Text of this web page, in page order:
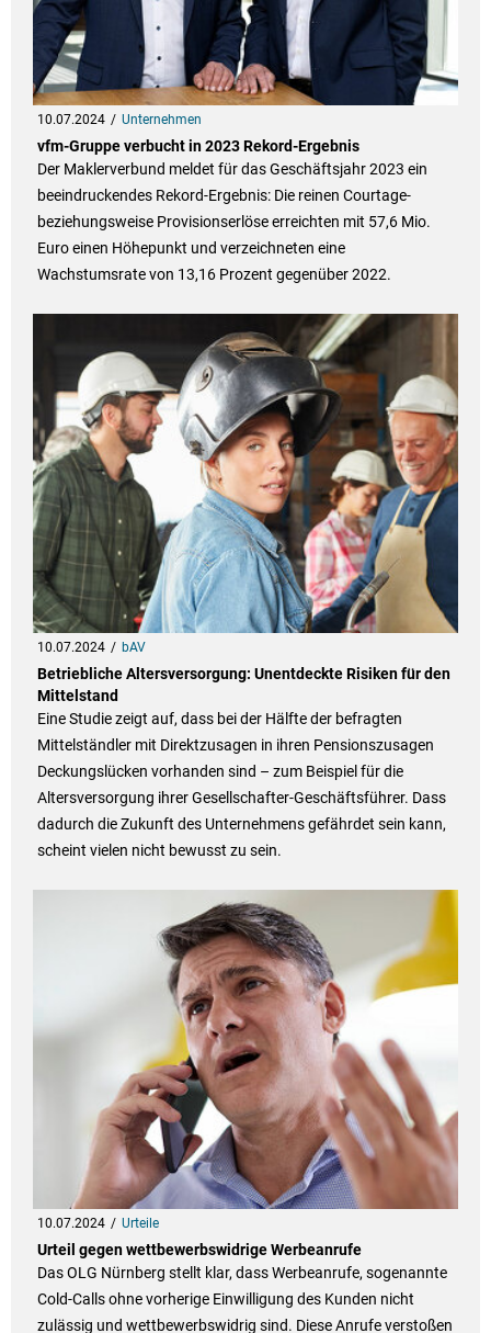
10.07.2024 Unternehmen
vfm-Gruppe verbucht in 2023 Rekord-Ergebnis
Der Maklerverbund meldet für das Geschäftsjahr 2023 ein
beeindruckendes Rekord-Ergebnis: Die reinen Courtage-
beziehungsweise Provisionserlöse erreichten mit 57,6 Mio.
Euro einen Höhepunkt und verzeichneten eine
Wachstumsrate von 13,16 Prozent gegenüber 2022.
10.07.2024 bAV
Betriebliche Altersversorgung: Unentdeckte Risiken für den
Mittelstand
Eine Studie zeigt auf, dass bei der Hälfte der befragten
Mittelständler mit Direktzusagen in ihren Pensionszusagen
Deckungslücken vorhanden sind – zum Beispiel für die
Altersversorgung ihrer Gesellschafter-Geschäftsführer. Dass
dadurch die Zukunft des Unternehmens gefährdet sein kann,
scheint vielen nicht bewusst zu sein.
10.07.2024 Urteile
Urteil gegen wettbewerbswidrige Werbeanrufe
Das OLG Nürnberg stellt klar, dass Werbeanrufe, sogenannte
Cold-Calls ohne vorherige Einwilligung des Kunden nicht
zulässig und wettbewerbswidrig sind. Diese Anrufe verstoßen